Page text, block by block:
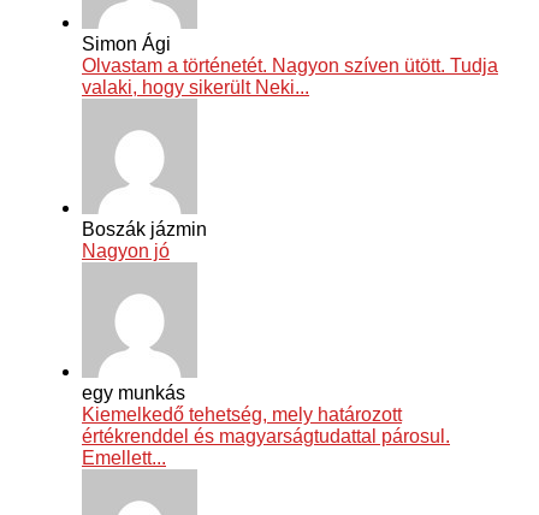
Simon Ági
Olvastam a történetét. Nagyon szíven ütött. Tudja
valaki, hogy sikerült Neki...
Boszák jázmin
Nagyon jó
egy munkás
Kiemelkedő tehetség, mely határozott
értékrenddel és magyarságtudattal párosul.
Emellett...